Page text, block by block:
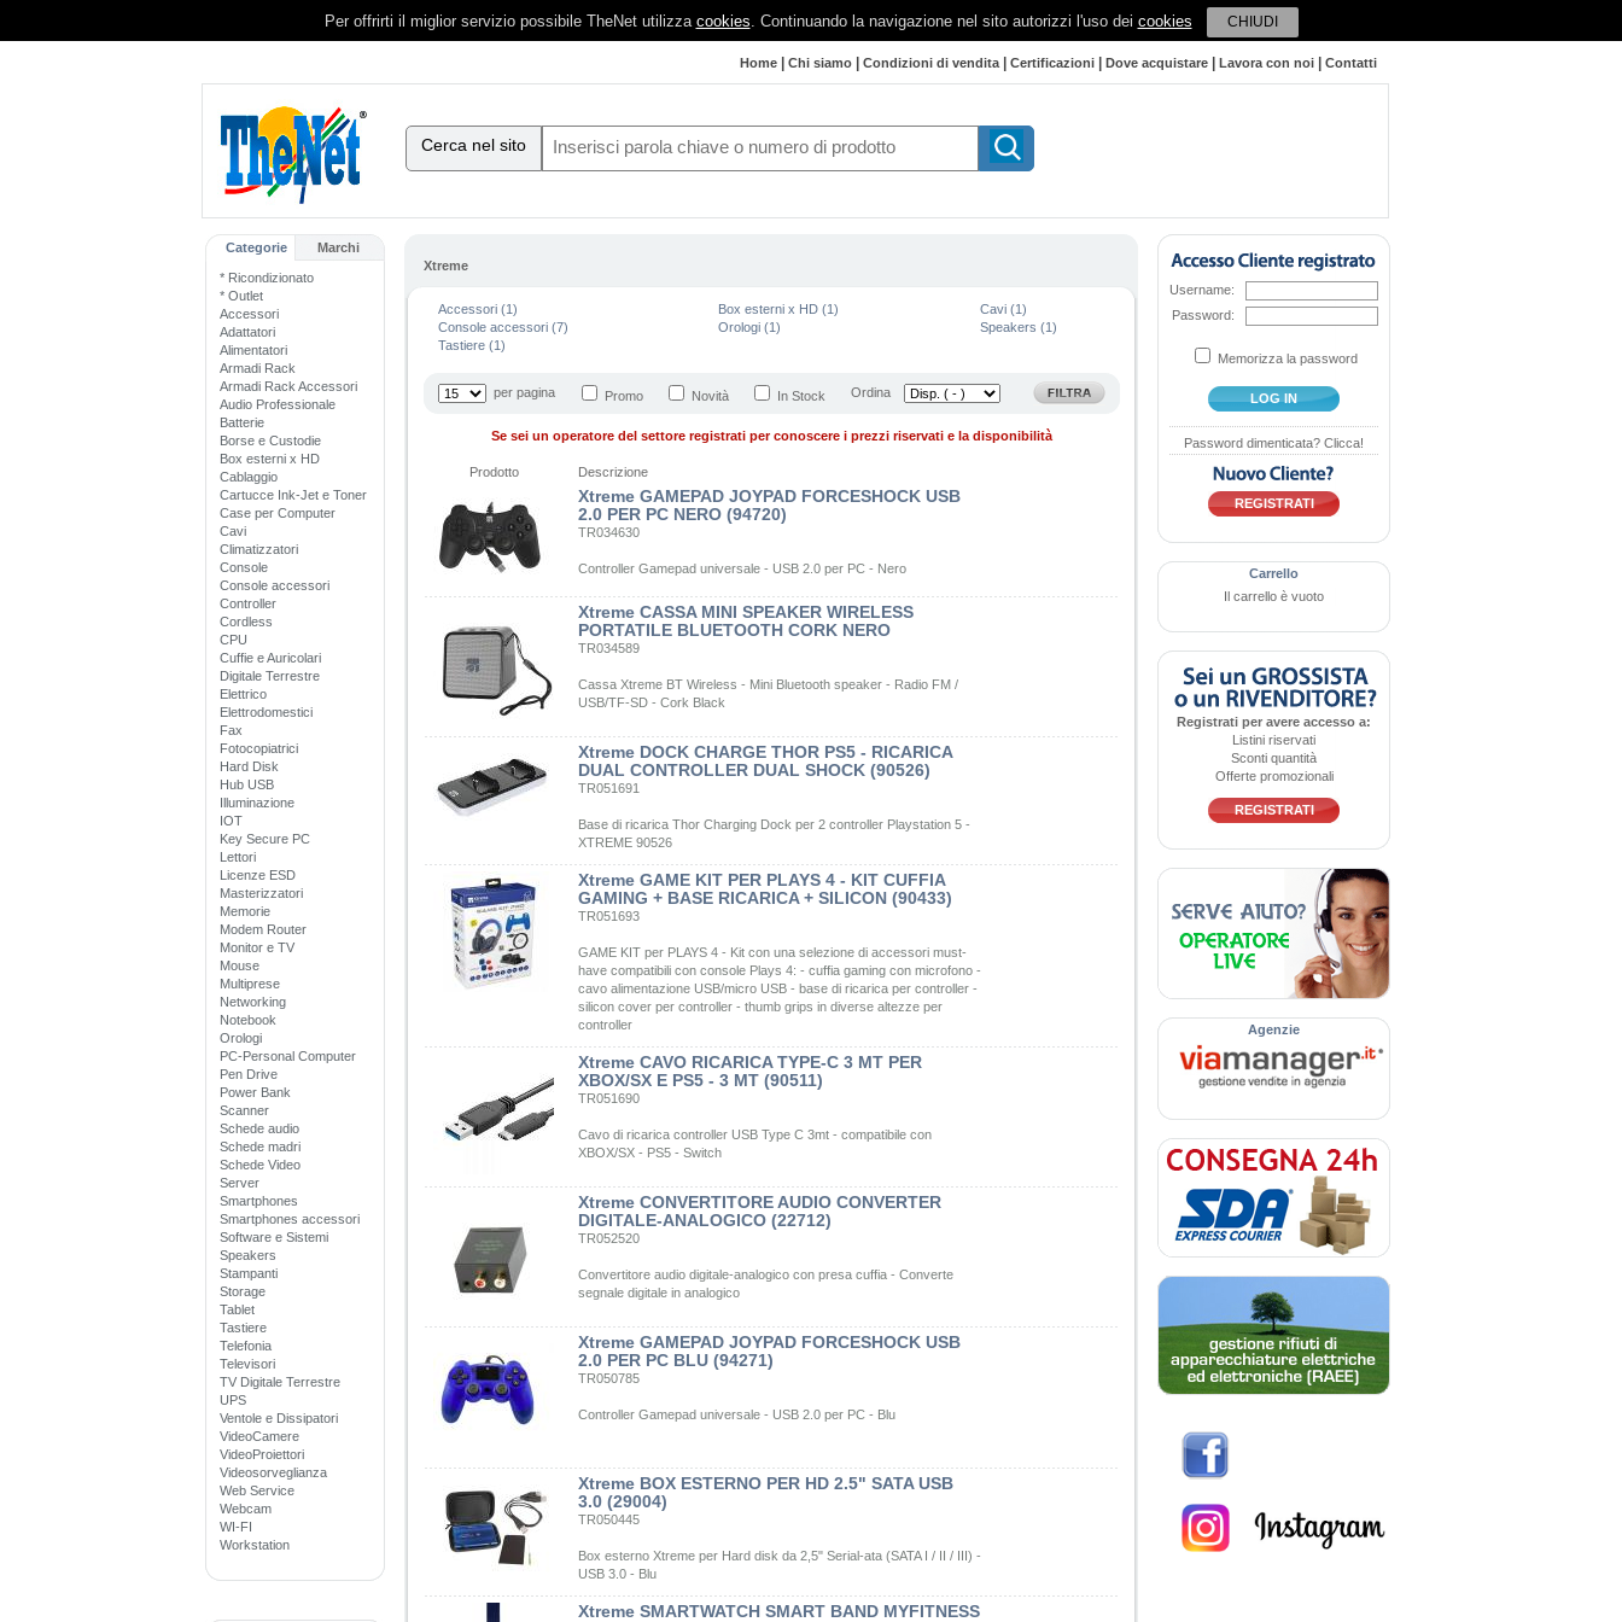
Per offrirti il miglior servizio possibile TheNet utilizza cookies. Continuando la navigazione nel sito autorizzi l'uso dei cookies CHIUDI
Home Chi siamo Condizioni di vendita| Certificazioni Dove acquistare Lavora con noi Contatti
Cerca nel sito
Categorie Marchi
* Ricondizionato
* Outlet
Accessori
Adattatori
Alimentatori
Armadi Rack
Armadi Rack Accessori
Audio Professionale
Batterie
Borse e Custodie
Box esterni x HD
Cablaggio
Cartucce Ink-Jet e Toner
Case per Computer
Cavi
Climatizzatori
Console
Console accessori
Controller
Cordless
CPU
Cuffie e Auricolari
Digitale Terrestre
Elettrico
Elettrodomestici
Fax
Fotocopiatrici
Hard Disk
Hub USB
Illuminazione
IOT
Key Secure PC
Lettori
Licenze ESD
Masterizzatori
Memorie
Modem Router
Monitor e TV
Mouse
Multiprese
Networking
Notebook
Orologi
PC-Personal Computer
Pen Drive
Power Bank
Scanner
Schede audio
Schede madri
Schede Video
Server
Smartphones
Smartphones accessori
Software e Sistemi
Speakers
Stampanti
Storage
Tablet
Tastiere
Telefonia
Televisori
TV Digitale Terrestre
UPS
Ventole e Dissipatori
VideoCamere
VideoProiettori
Videosorveglianza
Web Service
Webcam
WI-FI
Workstation
Xtreme
Accessori (1) Box esterni x HD (1)
Cavi (1)
Console accessori (7)
Orologi (1)
Speakers (1)
Tastiere (1)
per pagina Promo Novità In Stock Ordina
Se sei un operatore del settore registrati per conoscere i prezzi riservati e la disponibilità
Prodotto Descrizione
Xtreme GAMEPAD JOYPAD FORCESHOCK USB
2.0 PER PC NERO (94720)
TR034630
Controller Gamepad universale - USB 2.0 per PC - Nero
Xtreme CASSA MINI SPEAKER WIRELESS
PORTATILE BLUETOOTH CORK NERO
TR034589
Cassa Xtreme BT Wireless - Mini Bluetooth speaker - Radio FM /
USB/TF-SD - Cork Black
Xtreme DOCK CHARGE THOR PS5 - RICARICA
DUAL CONTROLLER DUAL SHOCK (90526)
TR051691
Base di ricarica Thor Charging Dock per 2 controller Playstation 5 -
XTREME 90526
Xtreme GAME KIT PER PLAYS 4 - KIT CUFFIA
GAMING + BASE RICARICA + SILICON (90433)
TR051693
GAME KIT per PLAYS 4 - Kit con una selezione di accessori must-
have compatibili con console Plays 4: - cuffia gaming con microfono -
cavo alimentazione USB/micro USB - base di ricarica per controller -
silicon cover per controller - thumb grips in diverse altezze per
controller
Xtreme CAVO RICARICA TYPE-C 3 MT PER
XBOX/SX E PS5 - 3 MT (90511)
TR051690
Cavo di ricarica controller USB Type C 3mt - compatibile con
XBOX/SX - PS5 - Switch
Xtreme CONVERTITORE AUDIO CONVERTER
DIGITALE-ANALOGICO (22712)
TR052520
Convertitore audio digitale-analogico con presa cuffia - Converte
segnale digitale in analogico
Xtreme GAMEPAD JOYPAD FORCESHOCK USB
2.0 PER PC BLU (94271)
TR050785
Controller Gamepad universale - USB 2.0 per PC - Blu
Xtreme BOX ESTERNO PER HD 2.5" SATA USB
3.0 (29004)
TR050445
Box esterno Xtreme per Hard disk da 2,5" Serial-ata (SATA I / II / III) -
USB 3.0 - Blu
Xtreme SMARTWATCH SMART BAND MYFITNESS
Username:
Password:
Memorizza la password
LOG IN
Password dimenticata? Clicca!
REGISTRATI
Carrello
Il carrello è vuoto
Registrati per avere accesso a:
Listini riservati
Sconti quantità
Offerte promozionali
REGISTRATI
Agenzie